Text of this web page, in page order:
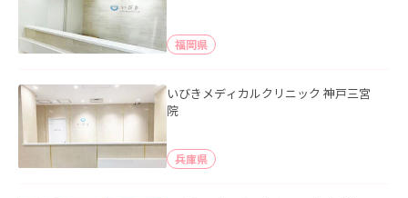
福岡県
いびきメディカルクリニック 神戸三宮
院
兵庫県